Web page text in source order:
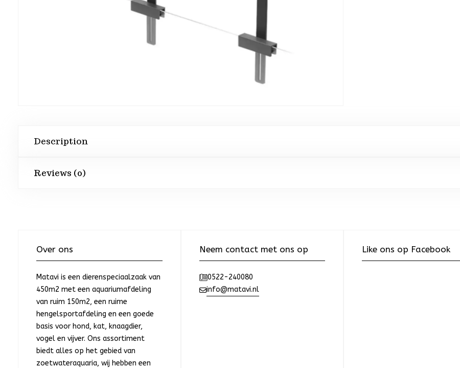
Description
Reviews (0)
Over ons
Matavi is een dierenspeciaalzaak van
450m2 met een aquariumafdeling
van ruim 150m2, een ruime
hengelsportafdeling en een goede
basis voor hond, kat, knaagdier,
vogel en vijver. Ons assortiment
biedt alles op het gebied van
zoetwateraquaria, wij hebben een
Neem contact met ons op
0522-240080
info@matavi.nl
Like ons op Facebook